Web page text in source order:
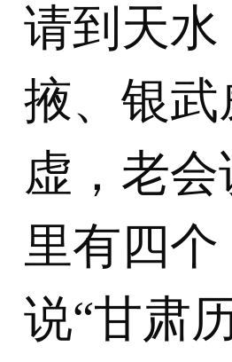
请到天
掖、银
虚，老
里有四
说“甘肃